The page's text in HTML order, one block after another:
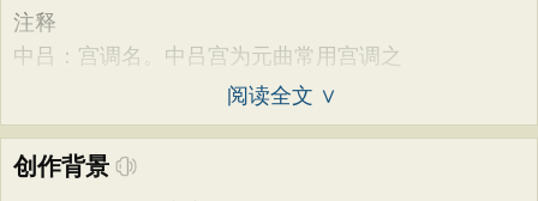
注释
中吕：宫调名。中吕宫为元曲常用宫调之
阅读全文 ∨
创作背景